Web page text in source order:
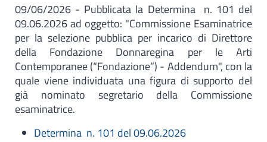
09/06/2026 - Pubblicata la Determina n. 101 del
09.06.2026 ad oggetto: "Commissione Esaminatrice
per la selezione pubblica per incarico di Direttore
della Fondazione Donnaregina per le Arti
Contemporanee (“Fondazione”) - Addendum", con la
quale viene individuata una figura di supporto del
già nominato segretario della Commissione
esaminatrice.
Determina n. 101 del 09.06.2026